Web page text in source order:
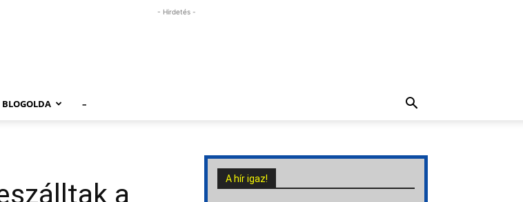
- Hirdetés -
BLOGOLDA –
a
A hír igaz!